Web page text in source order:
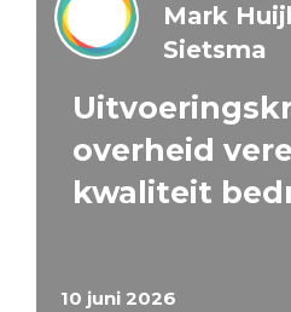
10 juni 2026
Mark
Sietsma
overheid
kwaliteit